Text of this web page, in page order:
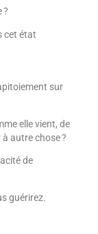
?
cet état
sur
elle vient, de
autre chose ?
de
guérirez.